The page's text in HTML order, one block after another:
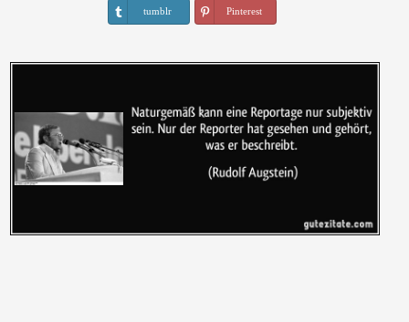
tumblr Pinterest